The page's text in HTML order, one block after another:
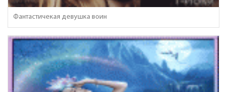
Фантастичекая девушка воин